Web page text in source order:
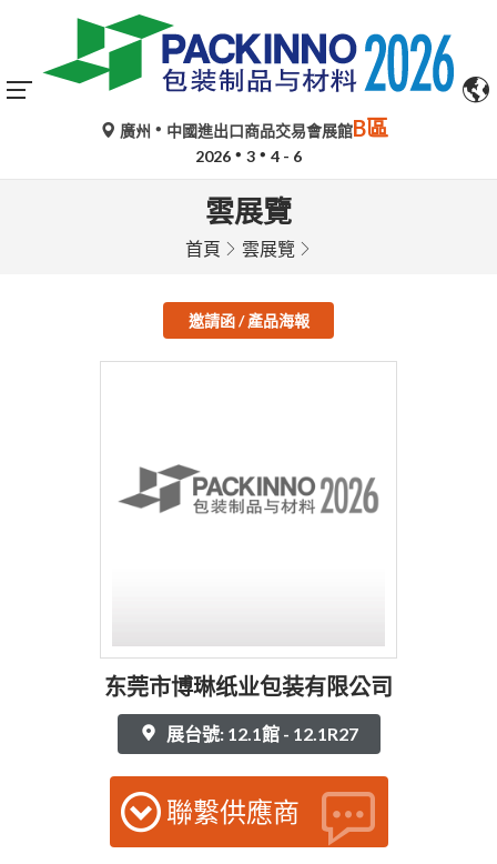
廣州 中國進出口商品交易會展館B區
2026 3 4 - 6
雲展覽
首頁 雲展覽
邀請函 / 產品海報
东莞市博琳纸业包装有限公司
展台號: 12.1館 - 12.1R27
聯繫供應商